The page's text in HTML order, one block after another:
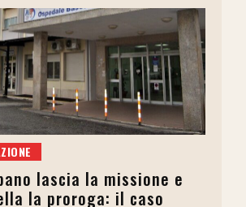
lascia la missione e
la proroga: il caso